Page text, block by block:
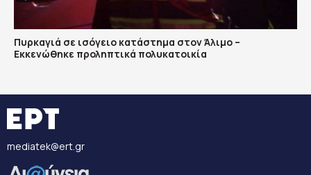
Πυρκαγιά σε ισόγειο κατάστημα στον Άλιμο –
Εκκενώθηκε προληπτικά πολυκατοικία
mediatek@ert.gr